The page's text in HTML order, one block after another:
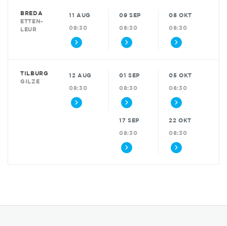
BREDA
ETTEN-
LEUR
11 AUG
08:30
09 SEP
08:30
08 OKT
08:30
TILBURG
GILZE
12 AUG
08:30
01 SEP
08:30
17 SEP
08:30
05 OKT
08:30
22 OKT
08:30